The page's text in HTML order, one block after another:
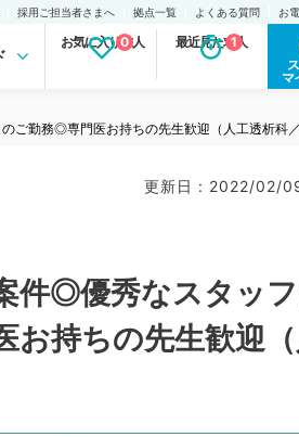
採用ご担当者さまへ 拠点一覧 よくある質問 お
お気に入り求人
0 最近見た求人
1
マ
勤務◎専門医お持ちの先生歓迎（人工透析科／
更新日 : 2022/02/
件◎優秀なスタッ
持ちの先生歓迎